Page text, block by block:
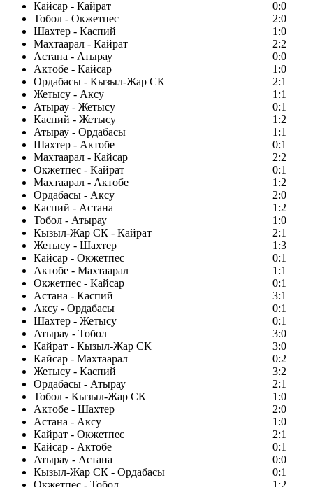
Кайсар - Кайрат
0:0
Тобол - Окжетпес
2:0
Шахтер - Каспий
1:0
Махтаарал - Кайрат
2:2
Астана - Атырау
0:0
Актобе - Кайсар
1:0
Ордабасы - Кызыл-Жар СК
2:1
Жетысу - Аксу
1:1
Атырау - Жетысу
0:1
Каспий - Жетысу
1:2
Атырау - Ордабасы
1:1
Шахтер - Актобе
0:1
Махтаарал - Кайсар
2:2
Окжетпес - Кайрат
0:1
Махтаарал - Актобе
1:2
Ордабасы - Аксу
2:0
Каспий - Астана
1:2
Тобол - Атырау
1:0
Кызыл-Жар СК - Кайрат
2:1
Жетысу - Шахтер
1:3
Кайсар - Окжетпес
0:1
Актобе - Махтаарал
1:1
Окжетпес - Кайсар
0:1
Астана - Каспий
3:1
Аксу - Ордабасы
0:1
Шахтер - Жетысу
0:1
Атырау - Тобол
3:0
Кайрат - Кызыл-Жар СК
3:0
Кайсар - Махтаарал
0:2
Жетысу - Каспий
3:2
Ордабасы - Атырау
2:1
Тобол - Кызыл-Жар СК
1:0
Актобе - Шахтер
2:0
Астана - Аксу
1:0
Кайрат - Окжетпес
2:1
Кайсар - Актобе
0:1
Атырау - Астана
0:0
Кызыл-Жар СК - Ордабасы
0:1